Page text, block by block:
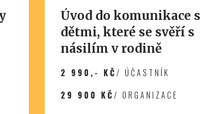
Úvod do komunikace s
dětmi, které se svěří s
násilím v rodině
2 990,- KČ/ ÚČASTNÍK
29 900 KČ/ ORGANIZACE